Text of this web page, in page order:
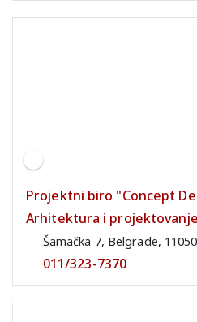
Projektni biro "Concept
Arhitektura i projektovanje
Šamačka 7, Belgrade,
011/323-7370